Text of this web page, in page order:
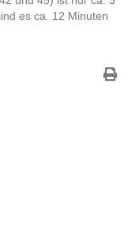
es ca. 12 Minuten